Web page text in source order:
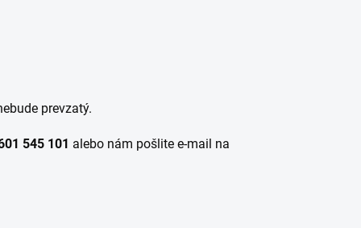
prevzatý.
545 101 alebo nám pošlite e-mail na